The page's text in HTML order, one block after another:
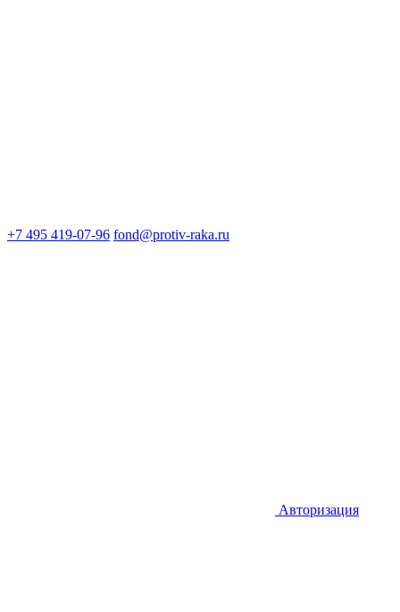
+7 495 419-07-96 fond@protiv-raka.ru
Авторизация